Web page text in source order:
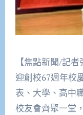
【焦點新聞/記
迎創校67週年校
表、大學、高中
校友會齊聚一堂